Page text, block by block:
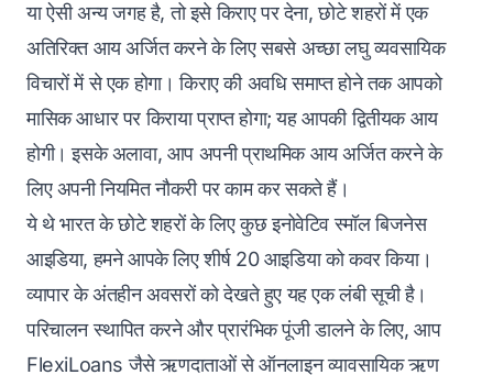
या ऐसी अन्य जगह है, तो इसे किराए पर देना, छोटे शहरों में एक
अतिरिक्त आय अर्जित करने के लिए सबसे अच्छा लघु व्यवसायिक
विचारों में से एक होगा। किराए की अवधि समाप्त होने तक आपको
मासिक आधार पर किराया प्राप्त होगा; यह आपकी द्वितीयक आय
होगी। इसके अलावा, आप अपनी प्राथमिक आय अर्जित करने के
लिए अपनी नियमित नौकरी पर काम कर सकते हैं।
ये थे भारत के छोटे शहरों के लिए कुछ इनोवेटिव स्मॉल बिजनेस
आइडिया, हमने आपके लिए शीर्ष 20 आइडिया को कवर किया।
व्यापार के अंतहीन अवसरों को देखते हुए यह एक लंबी सूची है।
परिचालन स्थापित करने और प्रारंभिक पूंजी डालने के लिए, आप
FlexiLoans जैसे ऋणदाताओं सेऑनलाइन व्यावसायिक ऋण